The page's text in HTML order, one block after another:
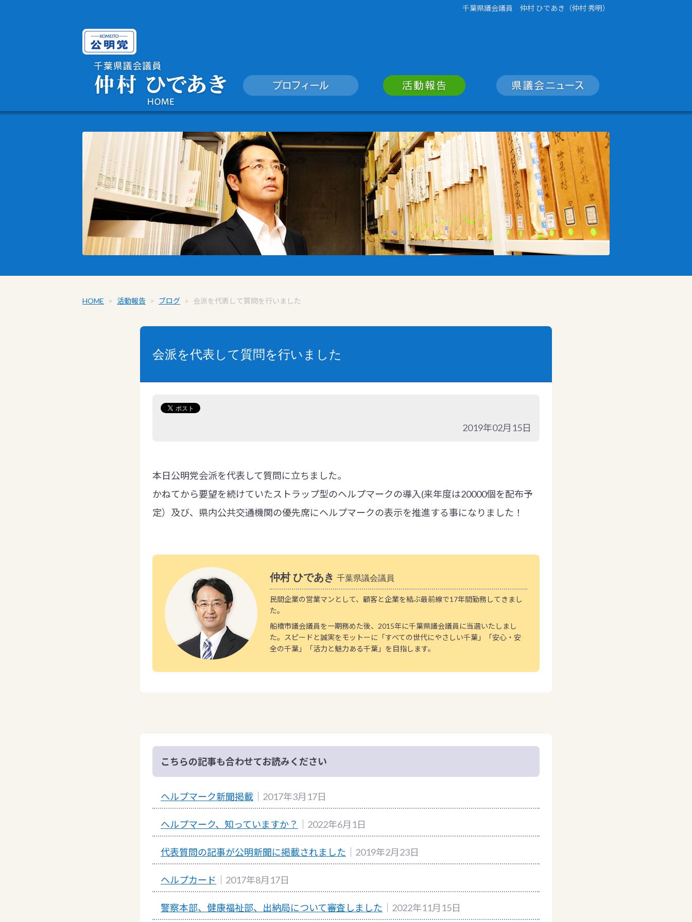
千葉県議会議員 仲村 ひであき（仲村 秀明）
HOME > 活動報告 > ブログ > 会派を代表して質問を行いました
会派を代表して質問を行いました
2019年02月15日
本日公明党会派を代表して質問に立ちました。
かねてから要望を続けていたストラップ型のヘルプマークの導入(来年度は20000個を配布予
定）及び、県内公共交通機関の優先席にヘルプマークの表示を推進する事になりました！
仲村 ひであき 千葉県議会議員
民間企業の営業マンとして、顧客と企業を結ぶ最前線で17年間勤務してきまし
た。
船橋市議会議員を一期務めた後、2015年に千葉県議会議員に当選いたしまし
た。スピードと誠実をモットーに「すべての世代にやさしい千葉」「安心・安
全の千葉」「活力と魅力ある千葉」を目指します。
こちらの記事も合わせてお読みください
ヘルプマーク新聞掲載 ｜2017年3月17日
ヘルプマーク、知っていますか？ ｜2022年6月1日
代表質問の記事が公明新聞に掲載されました ｜2019年2月23日
ヘルプカード ｜2017年8月17日
警察本部、健康福祉部、出納局について審査しました ｜2022年11月15日